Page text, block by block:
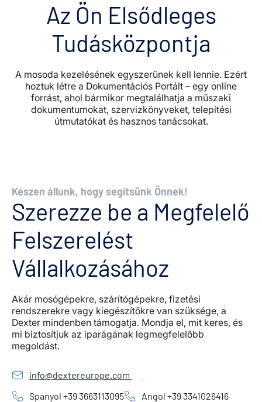
Az Ön Elsődleges
Tudásközpontja
A mosoda kezelésének egyszerűnek kell lennie. Ezért
hoztuk létre a Dokumentációs Portált – egy online
forrást, ahol bármikor megtalálhatja a műszaki
dokumentumokat, szervizkönyveket, telepítési
útmutatókat és hasznos tanácsokat.
Készen állunk, hogy segítsünk Önnek!
Szerezze be a Megfelelő
Felszerelést
Vállalkozásához
Akár mosógépekre, szárítógépekre, fizetési
rendszerekre vagy kiegészítőkre van szüksége, a
Dexter mindenben támogatja. Mondja el, mit keres, és
mi biztosítjuk az iparágának legmegfelelőbb
megoldást.
info@dextereurope.com
Spanyol +39 3663113095
Angol +39 3341026416